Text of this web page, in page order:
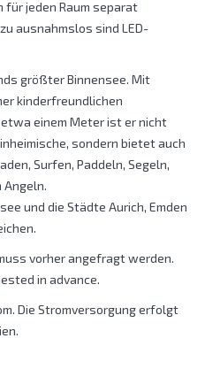
für jeden Raum separat
ausnahmslos sind LED-
größter Binnensee. Mit
kinderfreundlichen
einem Meter ist er nicht
sondern bietet auch
Surfen, Paddeln, Segeln,
Angeln.
und die Städte Aurich, Emden
vorher angefragt werden.
in advance.
Die Stromversorgung erfolgt